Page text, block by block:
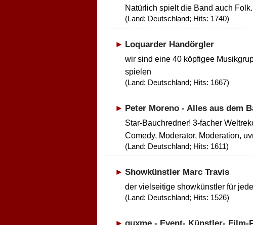
Natürlich spielt die Band auch
(Land: Deutschland; Hits: 1740)
Loquarder Handörgler
wir sind eine 40 köpfigee
spielen
(Land: Deutschland; Hits: 1667)
Peter Moreno - Alles aus dem
Star-Bauchredner! 3-facher
Comedy, Moderator, Moderation,
(Land: Deutschland; Hits: 1611)
Showkünstler Marc Travis
der vielseitige showkünstler für
(Land: Deutschland; Hits: 1526)